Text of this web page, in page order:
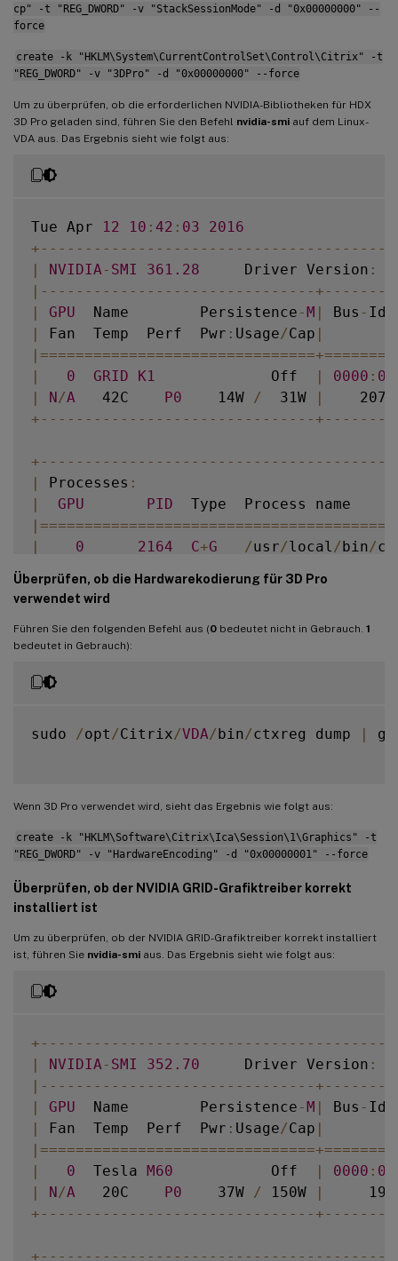
cp" -t "REG_DWORD" -v "StackSessionMode" -d "0x00000000" --
force
create -k "HKLM\System\CurrentControlSet\Control\Citrix" -t
"REG_DWORD" -v "3DPro" -d "0x00000000" --force
Um zu überprüfen, ob die erforderlichen NVIDIA-Bibliotheken für HDX
3D Pro geladen sind, führen Sie den Befehl nvidia-smi auf dem Linux-
VDA aus. Das Ergebnis sieht wie folgt aus:
Tue Apr 12 10 : 42 : 03
2016
+ -- -- -- -- -- -- -- -- -- -- -- -- -- -- -- -- -- -- -- --
|
NVIDIA - SMI 361.28
     Driver Version
:
| -- -- -- -- -- -- -- -- -- -- -- -- -- -- -- -+ -- -- -- --
|
GPU
  Name        Persistence
-M | Bus - Id
|
Fan  Temp  Perf  Pwr : Usage/Cap |
|===============================+=======
|
0 GRID K1
             Off
| 0000 : 00
|
N/A
   42C
P0
    14W
/
  31W
|
+ -- -- -- -- -- -- -- -- -- -- -- -- -- -- -- -+ -- -- -- --
+ -- -- -- -- -- -- -- -- -- -- -- -- -- -- -- -- -- -- -- --
|
Processes :
|
GPU PID
Type  Process name
|========================================
|
0 2164 C+G /usr/local /bin/
+-- ---- -- -------------- ---- ---- ----
Überprüfen, ob die Hardwarekodierung für 3D Pro
verwendet wird
Führen Sie den folgenden Befehl aus (0 bedeutet nicht in Gebrauch. 1
bedeutet in Gebrauch):
sudo /opt /Citrix/VDA/bin/ctxreg dump |
Wenn 3D Pro verwendet wird, sieht das Ergebnis wie folgt aus:
create -k "HKLM\Software\Citrix\Ica\Session\1\Graphics" -t
"REG_DWORD" -v "HardwareEncoding" -d "0x00000001" --force
Überprüfen, ob der NVIDIA GRID-Grafiktreiber korrekt
installiert ist
Um zu überprüfen, ob der NVIDIA GRID-Grafiktreiber korrekt installiert
ist, führen Sie nvidia-smi aus. Das Ergebnis sieht wie folgt aus:
+ -- -- -- -- -- -- -- -- -- -- -- -- -- -- -- -- -- -- -- --
|
NVIDIA - SMI 352.70
     Driver Version
:
| -- -- -- -- -- -- -- -- -- -- -- -- -- -- -- -+ -- -- -- --
|
GPU
  Name        Persistence
-M | Bus - Id
|
Fan  Temp  Perf  Pwr : Usage/Cap |
|===============================+=======
|
0
  Tesla
M60
           Off
| 0000 : 00
|
N/A
   20C
P0
    37W
/ 150W |
+ -- -- -- -- -- -- -- -- -- -- -- -- -- -- -- -+ -- -- -- --
+ -- -- -- -- -- -- -- -- -- -- -- -- -- -- -- -- -- -- -- --